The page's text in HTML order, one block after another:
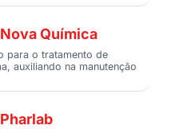
Química
para o tratamento de
auxiliando na manutenção